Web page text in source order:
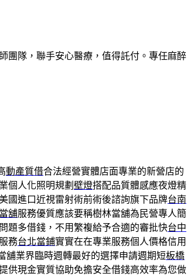
團隊，聯手安心醫療，值得託付。專任麻醉
動產質借合法經營實體店面專業的新營店的
個人化照明規劃 壁燈搭配品質體感應夜燈精
國進口近視雷射術前術後諮詢旗下品牌台南
舖服務優質應該要稱樹林當舖為民營專人簡
題多借錢，不用繁複給予合適的審批快台中
務台北當鋪實實在在專業服務個人價格信用
舖業界臨時週轉最好的選擇申請週期短板橋
供現金實質協助免擔安全借錢高效率為您做